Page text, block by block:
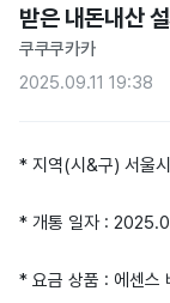
받은 내돈내산
쿠쿠쿠카카
2025.09.11 19:38
* 지역(시&구) 서울
* 개통 일자 :
* 요금 상품 : 에센